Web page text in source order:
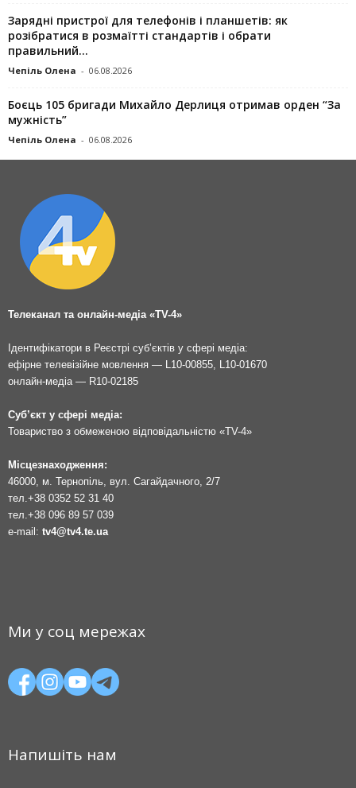
Зарядні пристрої для телефонів і планшетів: як
розібратися в розмаїтті стандартів і обрати
правильний...
Чепіль Олена - 06.08.2026
Боєць 105 бригади Михайло Дерлиця отримав орден “За
мужність”
Чепіль Олена - 06.08.2026
Телеканал та онлайн-медіа «TV-4»
Ідентифікатори в Реєстрі суб’єктів у сфері медіа:
ефірне телевізійне мовлення — L10-00855, L10-01670
онлайн-медіа — R10-02185
Суб’єкт у сфері медіа:
Товариство з обмеженою відповідальністю «TV-4»
Місцезнаходження:
46000, м. Тернопіль, вул. Сагайдачного, 2/7
тел. +38 0352 52 31 40
тел. +38 096 89 57 039
e-mail: tv4@tv4.te.ua
Ми у соц мережах
Напишіть нам